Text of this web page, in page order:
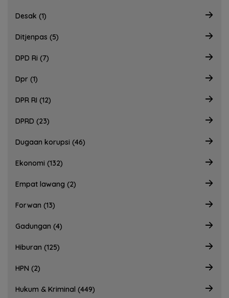
Desak (1)
Ditjenpas (5)
DPD Ri (7)
Dpr (1)
DPR RI (12)
DPRD (23)
Dugaan korupsi (46)
Ekonomi (132)
Empat lawang (2)
Forwan (13)
Gadungan (4)
Hiburan (125)
HPN (2)
Hukum & Kriminal (449)